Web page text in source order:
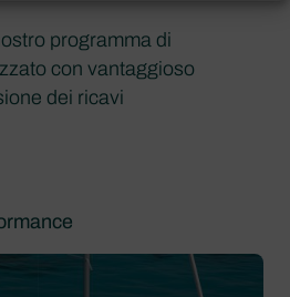
programma di
con vantaggioso
dei ricavi